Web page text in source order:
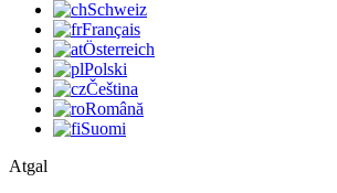
Schweiz
Français
Österreich
Polski
Čeština
Română
Suomi
Atgal